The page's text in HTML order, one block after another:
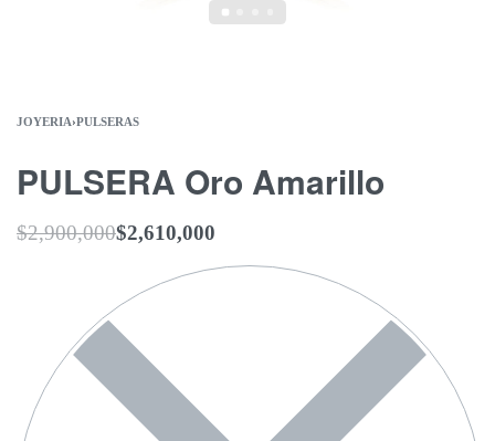
JOYERIA›PULSERAS
PULSERA Oro Amarillo
$2,900,000$2,610,000